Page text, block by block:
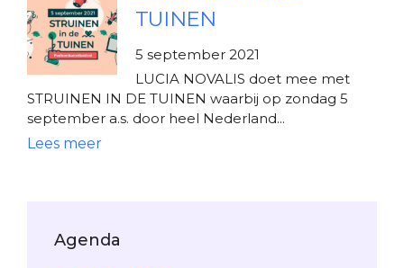
TUINEN
5 september 2021
LUCIA NOVALIS doet mee met
STRUINEN IN DE TUINEN waarbij op zondag 5
september a.s. door heel Nederland...
Agenda